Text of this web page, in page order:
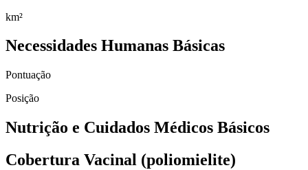
km²
Necessidades Humanas Básicas
Pontuação
Posição
Nutrição e Cuidados Médicos Básicos
Cobertura Vacinal (poliomielite)